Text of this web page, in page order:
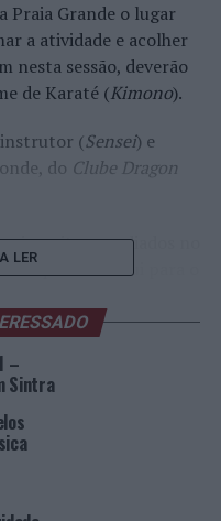
Praia Grande o lugar
a atividade e acolher
nesta sessão, deverão
de Karaté (Kimono).
(Sensei) e
do Clube Dragon
inscritos e sediados no
que contribui para o
no concelho de
LER
–
Sintra